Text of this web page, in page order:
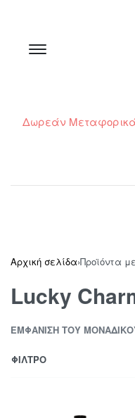
Δωρεάν
Αρχική σελίδα›Προϊόντα
Lucky
ΕΜΦΆΝΙΣΗ ΤΟΥ
ΦΙΛΤΡΟ